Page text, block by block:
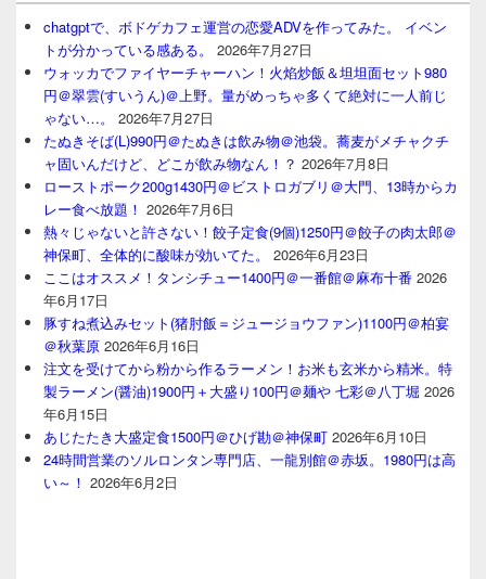
chatgptで、ボドゲカフェ運営の恋愛ADVを作ってみた。 イベン
トが分かっている感ある。
2026年7月27日
ウォッカでファイヤーチャーハン！火焰炒飯＆坦坦面セット980
円＠翠雲(すいうん)＠上野。量がめっちゃ多くて絶対に一人前じ
ゃない…。
2026年7月27日
たぬきそば(L)990円＠たぬきは飲み物＠池袋。蕎麦がメチャクチ
ャ固いんだけど、どこが飲み物なん！？ 2026年7月8日
ローストポーク200g1430円＠ビストロガブリ＠大門、13時からカ
レー食べ放題！ 2026年7月6日
熱々じゃないと許さない！餃子定食(9個)1250円＠餃子の肉太郎＠
神保町、全体的に酸味が効いてた。
2026年6月23日
ここはオススメ！タンシチュー1400円＠一番館＠麻布十番 2026
年6月17日
豚すね煮込みセット(猪肘飯＝ジュージョウファン)1100円＠柏宴
＠秋葉原 2026年6月16日
注文を受けてから粉から作るラーメン！お米も玄米から精米。特
製ラーメン(醤油)1900円＋大盛り100円＠麺や 七彩＠八丁堀 2026
年6月15日
あじたたき大盛定食1500円＠ひげ勘＠神保町 2026年6月10日
24時間営業のソルロンタン専門店、一龍別館＠赤坂。1980円は高
い～！ 2026年6月2日